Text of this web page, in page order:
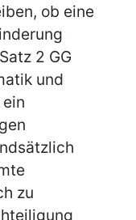
ob eine
2 GG
und
zu